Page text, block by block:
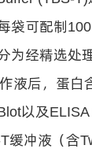
袋可配制100
为经精选处
液后，蛋白
以及ELISA
缓冲液（含